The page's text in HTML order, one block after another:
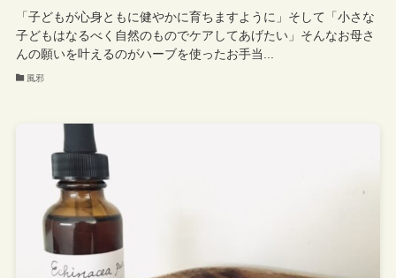
「子どもが心身ともに健やかに育ちますように」そして「小さな
子どもはなるべく自然のものでケアしてあげたい」そんなお母さ
んの願いを叶えるのがハーブを使ったお手当...
風邪